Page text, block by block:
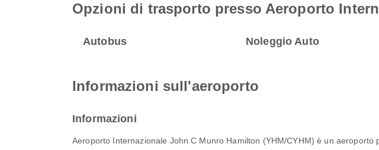
Opzioni di trasporto presso Aeroporto
Autobus Noleggio Auto
Informazioni sull'aeroporto
Informazioni
Aeroporto Internazionale John C Munro Hamilton (YHM/CYHM) è un